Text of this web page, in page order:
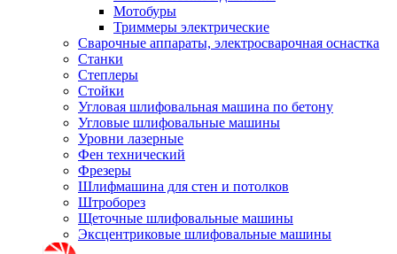
Мотобуры
Триммеры электрические
Сварочные аппараты, электросварочная оснастка
Станки
Степлеры
Стойки
Угловая шлифовальная машина по бетону
Угловые шлифовальные машины
Уровни лазерные
Фен технический
Фрезеры
Шлифмашина для стен и потолков
Штроборез
Щеточные шлифовальные машины
Эксцентриковые шлифовальные машины